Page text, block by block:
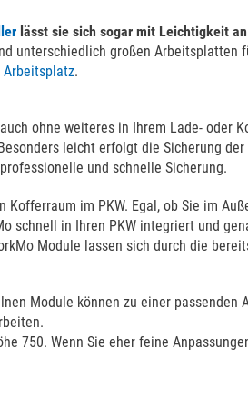
lässt sie sich sogar mit Leichtigkeit
unterschiedlich großen
Arbeitsplatz.
ohne weiteres in Ihrem Lade- oder
Besonders leicht erfolgt die Sicherung
und schnelle Sicherung.
im PKW. Egal, ob Sie im
in Ihren PKW integriert und
Module lassen sich durch die
Module können zu einer
750. Wenn Sie eher feine